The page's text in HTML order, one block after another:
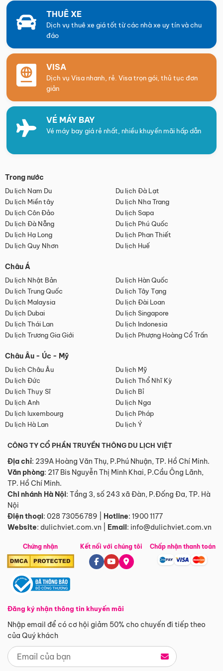
THUÊ XE
Dịch vụ thuê xe giá tốt từ các nhà xe uy tín và chu
đáo
VISA
Dịch vụ Visa nhanh, rẻ. Visa trọn gói, thủ tục đơn
giản
VÉ MÁY BAY
Vé máy bay giá rẻ nhất, nhiều khuyến mãi hấp dẫn
Trong nước
Du lịch Nam Du
Du lịch Đà Lạt
Du lịch Miền tây
Du lịch Nha Trang
Du lịch Côn Đảo
Du lịch Sapa
Du lịch Đà Nẵng
Du lịch Phú Quốc
Du lịch Hạ Long
Du lịch Phan Thiết
Du lịch Quy Nhơn
Du lịch Huế
Châu Á
Du lịch Nhật Bản
Du lịch Hàn Quốc
Du lịch Trung Quốc
Du lịch Tây Tạng
Du lịch Malaysia
Du lịch Đài Loan
Du lịch Dubai
Du lịch Singapore
Du lịch Thái Lan
Du lịch Indonesia
Du lịch Trương Gia Giới
Du lịch Phượng Hoàng Cổ Trấn
Châu Âu - Úc - Mỹ
Du lịch Châu Âu
Du lịch Mỹ
Du lịch Đức
Du lịch Thổ Nhĩ Kỳ
Du lịch Thụy Sĩ
Du lịch Bỉ
Du lịch Anh
Du lịch Nga
Du lịch luxembourg
Du lịch Pháp
Du lịch Hà Lan
Du lịch Ý
CÔNG TY CỔ PHẦN TRUYỀN THÔNG DU LỊCH VIỆT
Địa chỉ: 239A Hoàng Văn Thụ, P.Phú Nhuận, TP. Hồ Chí Minh.
Văn phòng: 217 Bis Nguyễn Thị Minh Khai, P.Cầu Ông Lãnh,
TP. Hồ Chí Minh.
Chi nhánh Hà Nội: Tầng 3, số 243 xã Đàn, P.Đống Đa, TP. Hà
Nội
Điện thoại: 028 73056789 Hotline: 1900 1177
Website: dulichviet.com.vn Email: info@dulichviet.com.vn
Chứng nhận
Đăng ký nhận thông tin khuyến mãi
Nhập email để có cơ hội giảm 50% cho chuyến đi tiếp theo
của Quý khách
Kết nối với chúng tôi Chấp nhận thanh toán